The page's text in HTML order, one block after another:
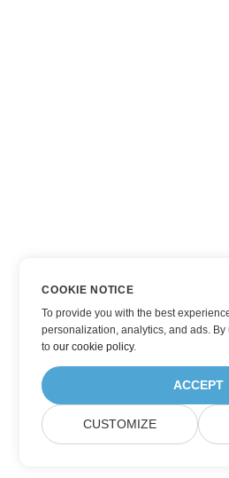
COOKIE NOTICE
To provide you with the best
personalization, analytics, and ads.
toour cookie policy.
ACCEPT
CUSTOMIZE